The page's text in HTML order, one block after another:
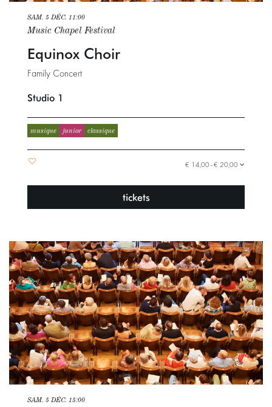
Equinox Choir
Family Concert
Music Chapel Festival
SAM. 5 DÉC. 11:00
Studio 1
musique junior classique
€ 14,00–€ 20,00
tickets
SAM. 5 DÉC. 15:00